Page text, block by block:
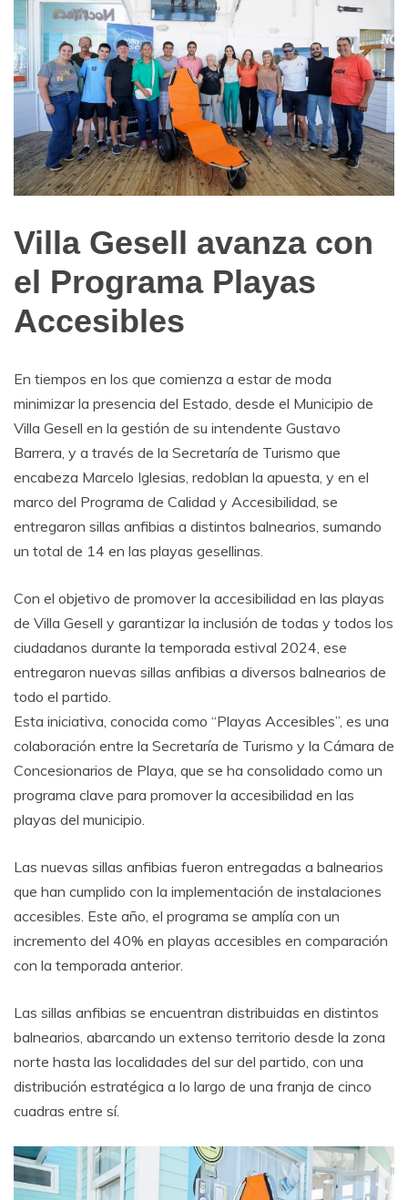
Noticias
Turismo
Villa Gesell avanza con
el Programa Playas
Accesibles
En tiempos en los que comienza a estar de moda
minimizar la presencia del Estado, desde el Municipio de
Villa Gesell en la gestión de su intendente Gustavo
Barrera, y a través de la Secretaría de Turismo que
encabeza Marcelo Iglesias, redoblan la apuesta, y en el
marco del Programa de Calidad y Accesibilidad, se
entregaron sillas anfibias a distintos balnearios, sumando
un total de 14 en las playas gesellinas.
Con el objetivo de promover la accesibilidad en las playas
de Villa Gesell y garantizar la inclusión de todas y todos los
ciudadanos durante la temporada estival 2024, ese
entregaron nuevas sillas anfibias a diversos balnearios de
todo el partido.
Esta iniciativa, conocida como “Playas Accesibles”, es una
colaboración entre la Secretaría de Turismo y la Cámara de
Concesionarios de Playa, que se ha consolidado como un
programa clave para promover la accesibilidad en las
playas del municipio.
Las nuevas sillas anfibias fueron entregadas a balnearios
que han cumplido con la implementación de instalaciones
accesibles. Este año, el programa se amplía con un
incremento del 40% en playas accesibles en comparación
con la temporada anterior.
Las sillas anfibias se encuentran distribuidas en distintos
balnearios, abarcando un extenso territorio desde la zona
norte hasta las localidades del sur del partido, con una
distribución estratégica a lo largo de una franja de cinco
cuadras entre sí.